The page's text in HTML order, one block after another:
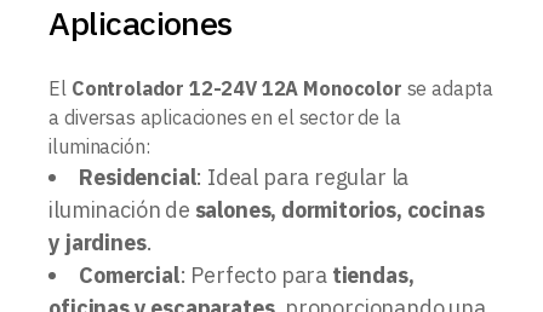
Aplicaciones
El Controlador 12-24V 12A Monocolor se adapta
a diversas aplicaciones en el sector de la
iluminación:
Residencial: Ideal para regular la
iluminación de salones, dormitorios, cocinas
y jardines.
Comercial: Perfecto para tiendas,